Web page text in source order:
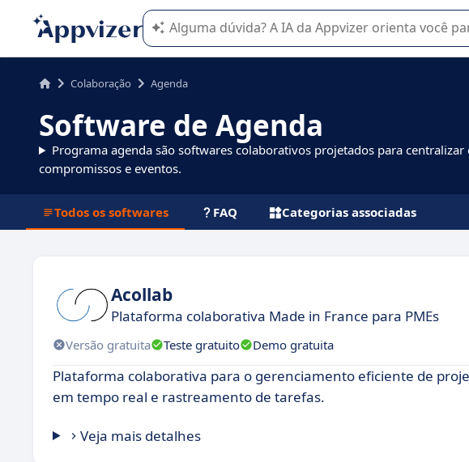
A IA do Appvizer o orienta no uso ou na seleção de
Colaboração Agenda
Software de Agenda
Programa agenda são softwares colaborativos projetados para centralizar
compromissos e eventos.
Todos os softwares FAQ Categorias associadas
Acollab
Plataforma colaborativa Made in France para PMEs
Versão gratuita Teste gratuito Demo gratuita
Plataforma colaborativa para o gerenciamento eficiente de
em tempo real e rastreamento de tarefas.
Veja mais detalhes